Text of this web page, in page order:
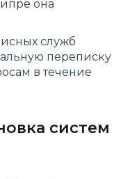
она
служб
переписку
в течение
систем